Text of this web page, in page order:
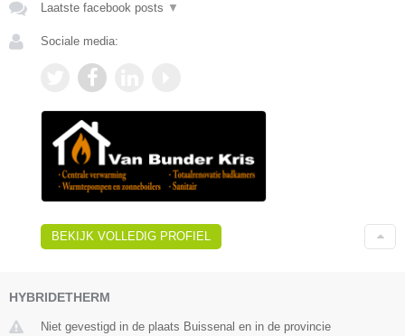
Laatste facebook posts ▼
Sociale media:
BEKIJK VOLLEDIG PROFIEL
HYBRIDETHERM
Niet gevestigd in de plaats Buissenal en in de provincie